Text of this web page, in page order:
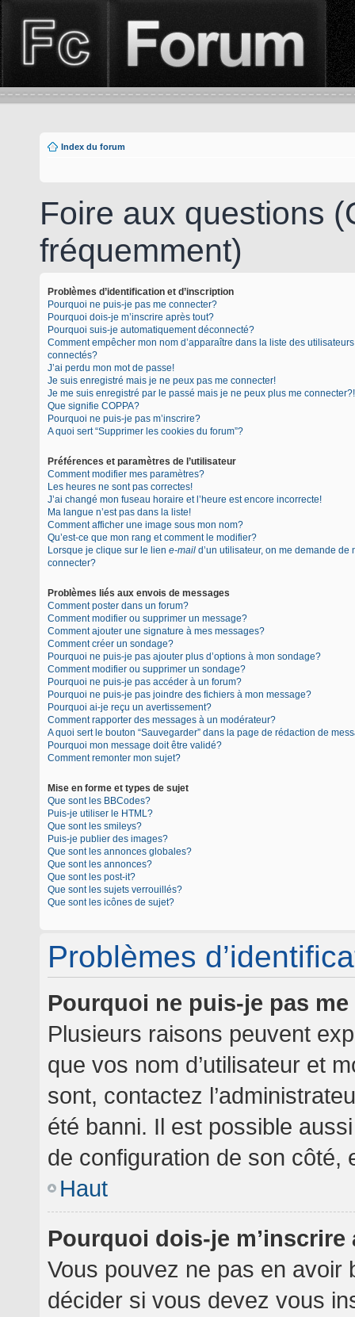
Index du forum
Foire aux questions
fréquemment)
Problèmes d’identification et d’inscription
Pourquoi ne puis-je pas me connecter?
Pourquoi dois-je m’inscrire après tout?
Pourquoi suis-je automatiquement déconnecté?
Comment empêcher mon nom d’apparaître dans la liste des utilisateurs
connectés?
J’ai perdu mon mot de passe!
Je suis enregistré mais je ne peux pas me connecter!
Je me suis enregistré par le passé mais je ne peux plus me connecter?!
Que signifie COPPA?
Pourquoi ne puis-je pas m’inscrire?
A quoi sert “Supprimer les cookies du forum”?
Préférences et paramètres de l’utilisateur
Comment modifier mes paramètres?
Les heures ne sont pas correctes!
J’ai changé mon fuseau horaire et l’heure est encore incorrecte!
Ma langue n’est pas dans la liste!
Comment afficher une image sous mon nom?
Qu’est-ce que mon rang et comment le modifier?
Lorsque je clique sur le lien e-mail d’un utilisateur, on me demande de
connecter?
Problèmes liés aux envois de messages
Comment poster dans un forum?
Comment modifier ou supprimer un message?
Comment ajouter une signature à mes messages?
Comment créer un sondage?
Pourquoi ne puis-je pas ajouter plus d’options à mon sondage?
Comment modifier ou supprimer un sondage?
Pourquoi ne puis-je pas accéder à un forum?
Pourquoi ne puis-je pas joindre des fichiers à mon message?
Pourquoi ai-je reçu un avertissement?
Comment rapporter des messages à un modérateur?
A quoi sert le bouton “Sauvegarder” dans la page de rédaction de
Pourquoi mon message doit être validé?
Comment remonter mon sujet?
Mise en forme et types de sujet
Que sont les BBCodes?
Puis-je utiliser le HTML?
Que sont les smileys?
Puis-je publier des images?
Que sont les annonces globales?
Que sont les annonces?
Que sont les post-it?
Que sont les sujets verrouillés?
Que sont les icônes de sujet?
Problèmes
Pourquoi ne puis-je pas
Plusieurs raisons peuvent
que vos nom d’utilisateur et
sont, contactez
été banni. Il est possible
de configuration de son côté,
Haut
Pourquoi dois-je
Vous pouvez ne pas en avoir
décider si vous devez vous